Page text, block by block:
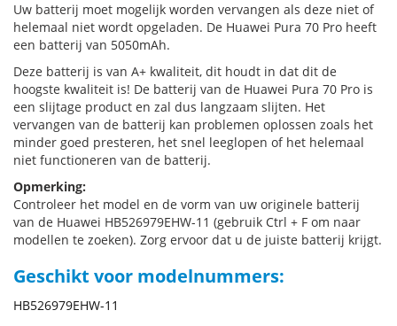
Uw batterij moet mogelijk worden vervangen als deze niet of
helemaal niet wordt opgeladen. De Huawei Pura 70 Pro heeft
een batterij van 5050mAh.
Deze batterij is van A+ kwaliteit, dit houdt in dat dit de
hoogste kwaliteit is! De batterij van de Huawei Pura 70 Pro is
een slijtage product en zal dus langzaam slijten. Het
vervangen van de batterij kan problemen oplossen zoals het
minder goed presteren, het snel leeglopen of het helemaal
niet functioneren van de batterij.
Opmerking:
Controleer het model en de vorm van uw originele batterij
van de Huawei HB526979EHW-11 (gebruik Ctrl + F om naar
modellen te zoeken). Zorg ervoor dat u de juiste batterij krijgt.
Geschikt voor modelnummers:
HB526979EHW-11